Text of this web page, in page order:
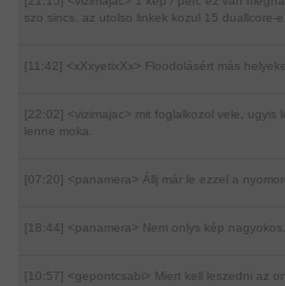
szo sincs. az utolso linkek kozul 15 duallcore-
[11:42] <xXxyetixXx> Floodolásért más
[22:02] <vizimajac>
mit foglalkozol vele, ugyis
lenne moka.
[07:20] <panamera> Állj már le ezzel a
[18:44] <panamera> Nem onlys kép
[10:57] <gepontcsabi> Miert kell leszedni az